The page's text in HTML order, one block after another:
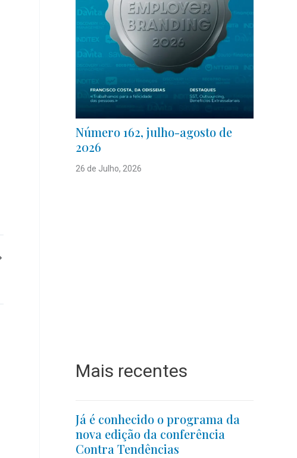
Número 162, julho-agosto de
2026
26 de Julho, 2026
Mais recentes
Já é conhecido o programa da
nova edição da conferência
Contra Tendências